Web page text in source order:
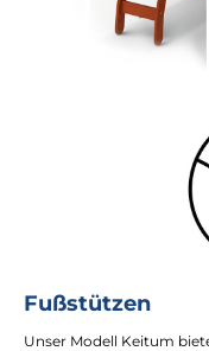
Fußstützen
Unser Modell Keitum